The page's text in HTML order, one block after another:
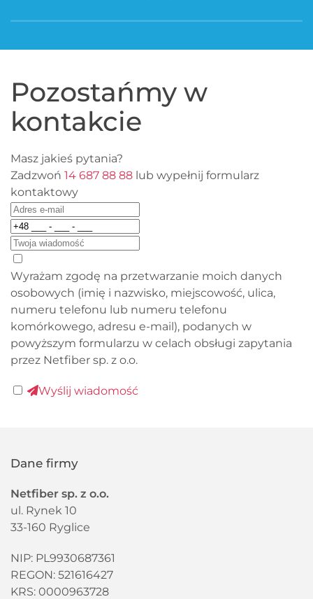
Pozostańmy w
kontakcie
Masz jakieś pytania?
Zadzwoń 14 687 88 88 lub wypełnij formularz
kontaktowy
Wyrażam zgodę na przetwarzanie moich danych
osobowych (imię i nazwisko, miejscowość, ulica,
numeru telefonu lub numeru telefonu
komórkowego, adresu e-mail), podanych w
powyższym formularzu w celach obsługi zapytania
przez Netfiber sp. z o.o.
Wyślij wiadomość
Dane firmy
Netfiber sp. z o.o.
ul. Rynek 10
33-160 Ryglice
NIP: PL9930687361
REGON: 521616427
KRS: 0000963728